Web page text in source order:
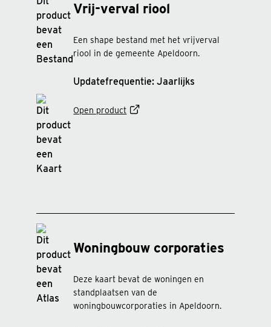
Vrij-verval riool
Een shape bestand met het vrijverval
riool in de gemeente Apeldoorn.
Updatefrequentie: Jaarlijks
Open product
Woningbouw corporaties
Deze kaart bevat de woningen en
standplaatsen van de
woningbouwcorporaties in Apeldoorn.